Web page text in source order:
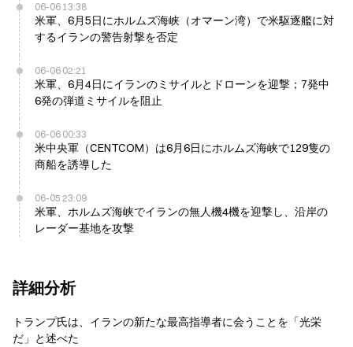
06-06 13:38
米軍、6月5日にホルムズ海峡（オマーン湾）で米駆逐艦に対
するイランの警告射撃を否定
06-06 02:21
米軍、6月4日にイランのミサイルとドローンを迎撃；7発中
6発の弾道ミサイルを阻止
06-06 00:33
米中央軍（CENTCOM）は6月6日にホルムズ海峡で129隻の
商船を誘導した
06-05 23:09
米軍、ホルムズ海峡でイランの無人機4機を迎撃し、沿岸の
レーダー基地を攻撃
詳細分析
トランプ氏は、イランの新たな最高指導者に会うことを「光栄
だ」と述べた